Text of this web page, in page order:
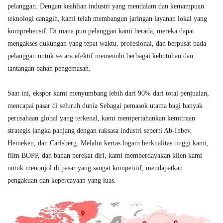
pelanggan. Dengan keahlian industri yang mendalam dan kemampuan
teknologi canggih, kami telah membangun jaringan layanan lokal yang
komprehensif. Di mana pun pelanggan kami berada, mereka dapat
mengakses dukungan yang tepat waktu, profesional, dan berpusat pada
pelanggan untuk secara efektif memenuhi berbagai kebutuhan dan
tantangan bahan pengemasan.
Saat ini, ekspor kami menyumbang lebih dari 90% dari total penjualan,
mencapai pasar di seluruh dunia Sebagai pemasok utama bagi banyak
perusahaan global yang terkenal, kami mempertahankan kemitraan
strategis jangka panjang dengan raksasa industri seperti Ab-Inbev,
Heineken, dan Carlsberg. Melalui kertas logam berkualitas tinggi kami,
film BOPP, dan bahan perekat diri, kami memberdayakan klien kami
untuk menonjol di pasar yang sangat kompetitif, mendapatkan
pengakuan dan kepercayaan yang luas.